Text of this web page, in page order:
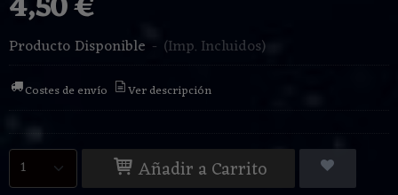
Producto Disponible - (Imp. Incluidos)
Costes de envío Ver descripción
Añadir a Carrito